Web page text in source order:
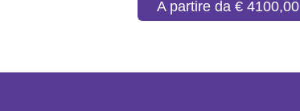
A partire da € 4100,00